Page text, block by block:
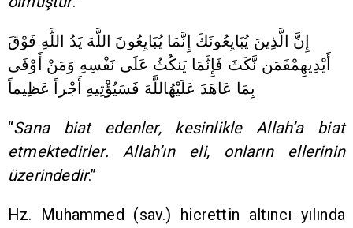
إِنَّ الَّذِينَ يُبَايِعُونَكَ إِنَّمَا يُبَايِعُونَ اللَّهَ يَدُ اللَّهِ فَوْقَ
أَيْدِيهِمْفَمَن نَّكَثَ فَإِنَّمَا يَنكُثُ عَلَى نَفْسِهِ وَمَنْ أَوْفَى
بِمَا عَاهَدَ عَلَيْهُاللَّهَ فَسَيُؤْتِيهِ أَجْراً عَظِيماً
“Sana biat edenler, kesinlikle Allah’a biat
etmektedirler. Allah’ın eli, onların ellerinin
üzerindedir.”
Hz. Muhammed (sav.) hicrettin altıncı yılında